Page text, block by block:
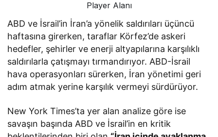
Player Alanı
ABD ve İsrail’in İran’a yönelik saldırıları üçüncü
haftasına girerken, taraflar Körfez’de askeri
hedefler, şehirler ve enerji altyapılarına karşılıklı
saldırılarla çatışmayı tırmandırıyor. ABD-İsrail
hava operasyonları sürerken, İran yönetimi geri
adım atmak yerine karşılık vermeyi sürdürüyor.
New York Times’ta yer alan analize göre ise
savaşın başında ABD ve İsrail’in en kritik